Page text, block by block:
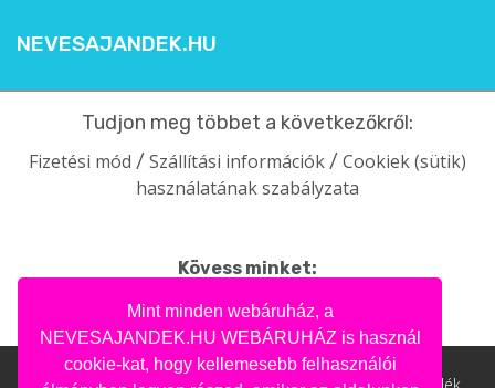
Mint minden webáruház, a
NEVESAJANDEK.HU WEBÁRUHÁZ is használ
cookie-kat, hogy kellemesebb felhasználói
NEVESAJANDEK.HU
Tudjon meg többet a következőkről:
Fizetési mód / Szállítási információk / Cookiek (sütik)
használatának szabályzata
Kövess minket:
facebook
intagram
pinterest
youtube
Nevesajandek.hu © 2004- 2020 | Ajándék webáruház, ajándék